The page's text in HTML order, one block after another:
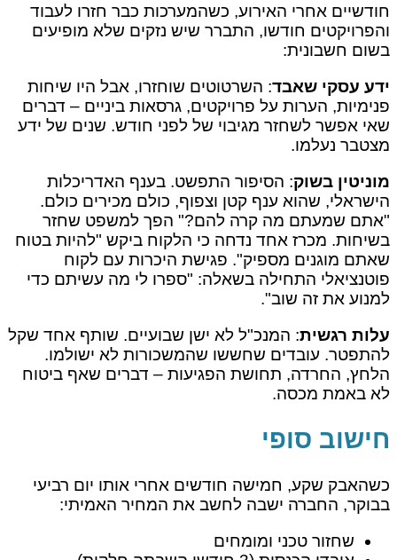
חודשיים אחרי האירוע, כשהמערכות כבר חזרו לעבוד
והפרויקטים חודשו, התברר שיש נזקים שלא מופיעים
בשום חשבונית:
ידע עסקי שאבד: השרטוטים שוחזרו, אבל היו שיחות
פנימיות, הערות על פרויקטים, גרסאות ביניים – דברים
שאי אפשר לשחזר מגיבוי של לפני חודש. שנים של ידע
מצטבר נעלמו.
מוניטין בשוק: הסיפור התפשט. בענף האדריכלות
הישראלי, שהוא ענף קטן וצפוף, כולם מכירים כולם.
"אתם שמעתם מה קרה להם?" הפך למשפט שחזר
בשיחות. מכרז אחד נדחה כי הלקוח ביקש "להיות בטוח
שאתם מוגנים מספיק". פגישת היכרות עם לקוח
פוטנציאלי התחילה בשאלה: "ספרו לי מה עשיתם כדי
למנוע את זה שוב".
עלות רגשית: המנכ"ל לא ישן שבועיים. שותף אחד שקל
להתפטר. עובדים שחששו שהמשכורות לא ישולמו.
הלחץ, החרדה, תחושת הפגיעות – דברים שאף ביטוח
לא באמת מכסה.
חישוב סופי
כשהאבק שקע, חמישה חודשים אחרי אותו יום רביעי
בבוקר, החברה ישבה לחשב את המחיר האמיתי:
שחזור טכני ומומחים